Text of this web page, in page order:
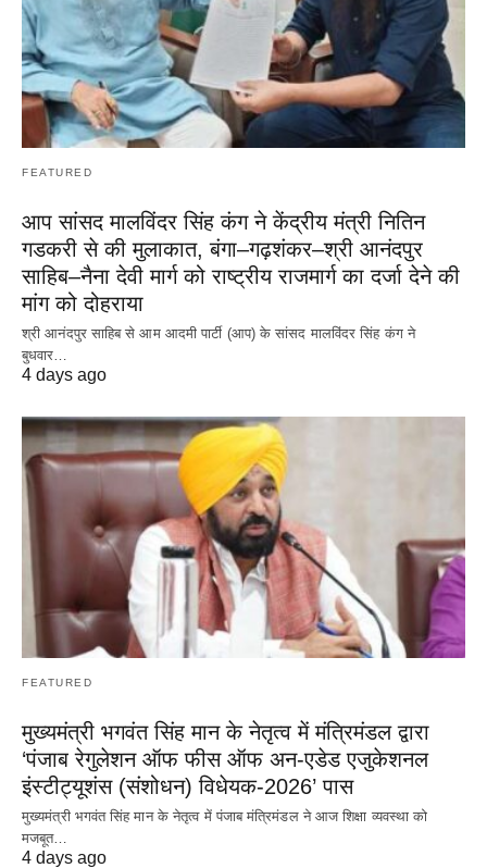
FEATURED
आप सांसद मालविंदर सिंह कंग ने केंद्रीय मंत्री नितिन
गडकरी से की मुलाकात, बंगा–गढ़शंकर–श्री आनंदपुर
साहिब–नैना देवी मार्ग को राष्ट्रीय राजमार्ग का दर्जा देने की
मांग को दोहराया
श्री आनंदपुर साहिब से आम आदमी पार्टी (आप) के सांसद मालविंदर सिंह कंग ने
बुधवार…
4 days ago
FEATURED
मुख्यमंत्री भगवंत सिंह मान के नेतृत्व में मंत्रिमंडल द्वारा
‘पंजाब रेगुलेशन ऑफ फीस ऑफ अन-एडेड एजुकेशनल
इंस्टीट्यूशंस (संशोधन) विधेयक-2026’ पास
मुख्यमंत्री भगवंत सिंह मान के नेतृत्व में पंजाब मंत्रिमंडल ने आज शिक्षा व्यवस्था को
मजबूत…
4 days ago